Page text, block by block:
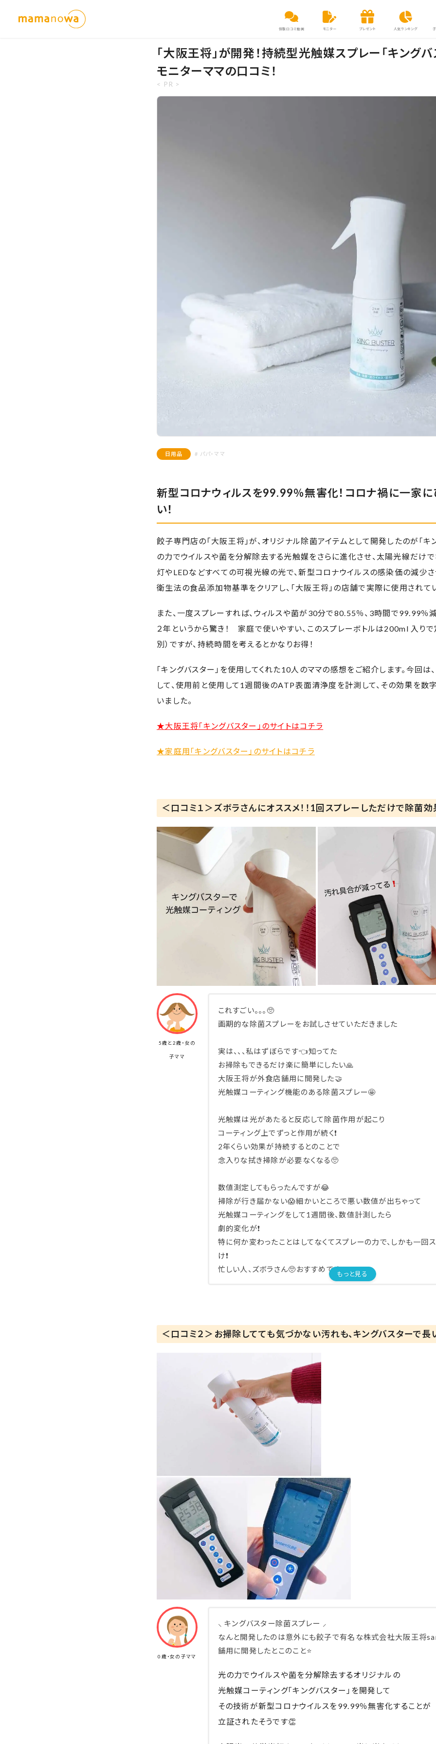
体験口コミ動画 モニター プレゼント 人気ランキング
「大阪王将」が開発！持続型光触媒スプレー「キングバ
モニターママの口コミ！
< PR >
日用品 # パパ・ママ
新型コロナウィルスを99.99％無害化！コロナ禍に一家に
い！
餃子専門店の「大阪王将」が、オリジナル除菌アイテムとして開発したのが「キ
の力でウイルスや菌を分解除去する光触媒をさらに進化させ、太陽光線だけで
灯やLEDなどすべての可視光線の光で、新型コロナウイルスの感染価の減少さ
衛生法の食品添加物基準をクリアし、「大阪王将」の店舗で実際に使用されて
また、一度スプレーすれば、ウィルスや菌が30分で80.55％、3時間で99.99％
２年というから驚き！ 家庭で使いやすい、このスプレーボトルは200ml 入り
別）ですが、持続時間を考えるとかなりお得！
「キングバスター」を使用してくれた10人のママの感想をご紹介します。今回は
して、使用前と使用して1週間後のATP表面清浄度を計測して、その効果を数
いました。
★大阪王将「キングバスター」のサイトはコチラ
★家庭用「キングバスター」のサイトはコチラ
＜口コミ１＞ズボラさんにオススメ！！1回スプレーしただけで除菌効
5歳と2歳・女の
子ママ
これすごい。。。🥺
画期的な除菌スプレーをお試しさせていただきました
実は、、、私はずぼらです👈知ってた
お掃除もできるだけ楽に簡単にしたい🙏
大阪王将が外食店舗用に開発した🤝
光触媒コーティング機能のある除菌スプレー🤩
光触媒は光があたると反応して除菌作用が起こり
コーティング上でずっと作用が続く❗️
2年くらい効果が持続するとのことで
念入りな拭き掃除が必要なくなる🥺
数値測定してもらったんですが😂
掃除が行き届かない😱細かいところで悪い数値が出ちゃって
光触媒コーティングをして1週間後、数値計測したら
劇的変化が❗️
特に何か変わったことはしてなくてスプレーの力で、しかも一回
け❗️
忙しい人、ズボラさん🥺おすすめです❗️
もっと見る
＜口コミ２＞お掃除してても気づかない汚れも、キングバスターで長
0歳・女の子ママ
⸜ キングバスター除菌スプレー ⸝⁡
なんと開発したのは意外にも餃子で有名な株式会社大阪王将
舗用に開発したとこのこと⭐️
光の力でウイルスや菌を分解除去するオリジナルの
光触媒コーティング「キングバスター」を開発して
その技術が新型コロナウイルスを99.99％無害化することが
立証されたそうです👏